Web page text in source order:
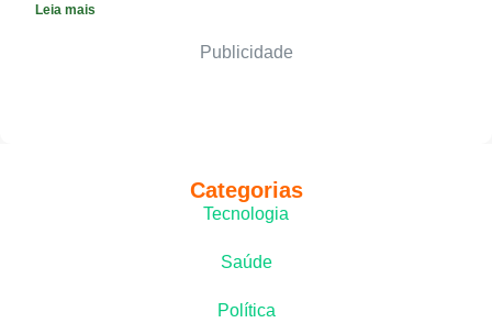
Leia mais
Publicidade
Categorias
Tecnologia
Saúde
Política